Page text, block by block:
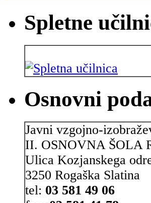
Spletne
Osnovni
Javni vzgojno-
II. OSNOVNA ŠOLA
Ulica Kozjanskega
3250 Rogaška Slatina
tel: 03 581 49 06